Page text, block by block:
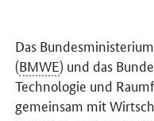
Das
(BMWE) und das
Technologie und
gemeinsam mit